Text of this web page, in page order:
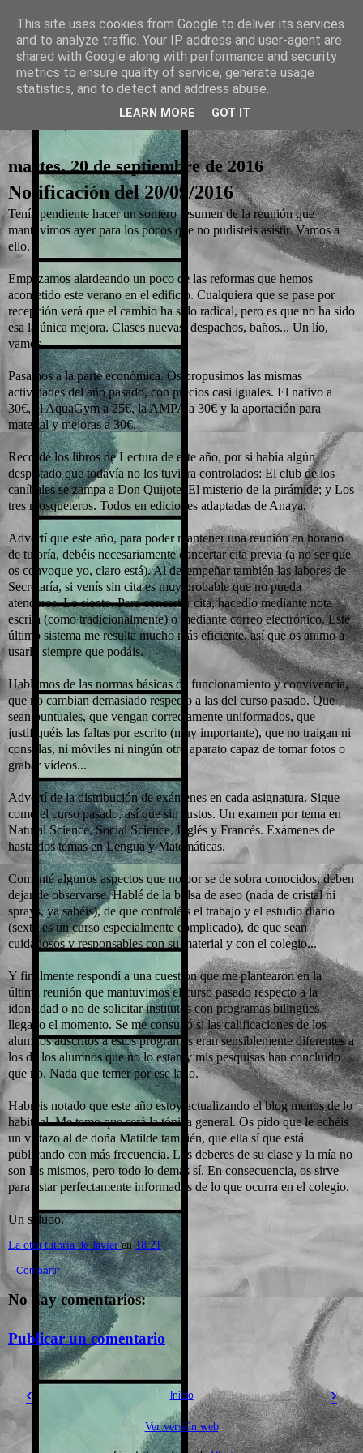
La otra tutoría de Javier
Recursos para Educación Primaria
▼
martes, 20 de septiembre de 2016
Notificación del 20/09/2016
Tenía pendiente hacer un somero resumen de la reunión que
mantuvimos ayer para los pocos que no pudisteis asistir. Vamos a
ello.
Empezamos alardeando un poco de las reformas que hemos
acometido este verano en el edificio. Cualquiera que se pase por
recepción verá que el cambio ha sido radical, pero es que no ha sido
esa la única mejora. Clases nuevas, despachos, baños... Un lío,
vamos.
Pasamos a la parte económica. Os propusimos las mismas
actividades del año pasado, con precios casi iguales. El nativo a
30€, el AquaGym a 25€, la AMPA a 30€ y la aportación para
material y mejoras a 30€.
Recordé los libros de Lectura de este año, por si había algún
despistado que todavía no los tuviera controlados: El club de los
caníbales se zampa a Don Quijote; El misterio de la pirámide; y Los
tres mosqueteros. Todos en ediciones adaptadas de Anaya.
Advertí que este año, para poder mantener una reunión en horario
de tutoría, debéis necesariamente concertar cita previa (a no ser que
os convoque yo, claro está). Al desempeñar también las labores de
Secretaría, si venís sin cita es muy probable que no pueda
atenderos. Lo siento. Para concertar cita, hacedlo mediante nota
escrita (como tradicionalmente) o mediante correo electrónico. Este
último sistema me resulta mucho más eficiente, así que os animo a
usarlo siempre que podáis.
Hablamos de las normas básicas de funcionamiento y convivencia,
que no cambian demasiado respecto a las del curso pasado. Que
sean puntuales, que vengan correctamente uniformados, que
justifiquéis las faltas por escrito (muy importante), que no traigan ni
consolas, ni móviles ni ningún otro aparato capaz de tomar fotos o
grabar vídeos...
Advertí de la distribución de exámenes en cada asignatura. Sigue
como el curso pasado, así que sin sustos. Un examen por tema en
Natural Science, Social Science, Inglés y Francés. Exámenes de
hasta dos temas en Lengua y Matemáticas.
Comenté algunos aspectos que no por se de sobra conocidos, deben
dejar de observarse. Hablé de la bolsa de aseo (nada de cristal ni
sprays, ya sabéis), de que controléis el trabajo y el estudio diario
(sexto es un curso especialmente complicado), de que sean
cuidadosos y responsables con su material y con el colegio...
Y finalmente respondí a una cuestión que me plantearon en la
última reunión que mantuvimos el curso pasado respecto a la
idoneidad o no de solicitar institutos con programas bilingües
llegado el momento. Se me consultó si las calificaciones de los
alumnos adscritos a estos programas eran sensiblemente diferentes a
los de los alumnos que no lo están y mis pesquisas han concluido
que no. Nada que temer por ese lado.
Habréis notado que este año estoy actualizando el blog menos de lo
habitual. Me temo que será la tónica general. Os pido que le echéis
un vistazo al de doña Matilde también, que ella sí que está
publicando con más frecuencia. Los deberes de su clase y la mía no
son los mismos, pero todo lo demás sí. En consecuencia, os sirve
para estar perfectamente informados de lo que ocurra en el colegio.
Un saludo.
La otra tutoría de Javier en18:21
Compartir
No hay comentarios:
Publicar un comentario
‹ ›
Inicio
Ver versión web
This site uses cookies from Google to deliver its services
and to analyze traffic. Your IP address and user-agent are
shared with Google along with performance and security
metrics to ensure quality of service, generate usage
statistics, and to detect and address abuse.
LEARN MORE GOT IT